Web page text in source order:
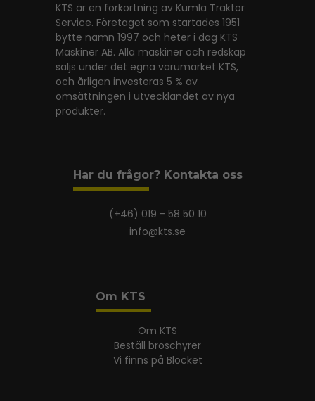
KTS är en förkortning av Kumla Traktor
Service. Företaget som startades 1951
bytte namn 1997 och heter i dag KTS
Maskiner AB. Alla maskiner och redskap
säljs under det egna varumärket KTS,
och årligen investeras 5 % av
omsättningen i utvecklandet av nya
produkter.
Har du frågor? Kontakta oss
(+46) 019 - 58 50 10
info@kts.se
Om KTS
Om KTS
Beställ broschyrer
Vi finns på Blocket